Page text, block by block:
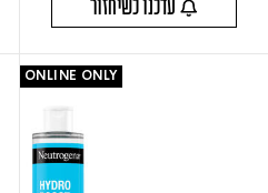
ONLINE ONLY